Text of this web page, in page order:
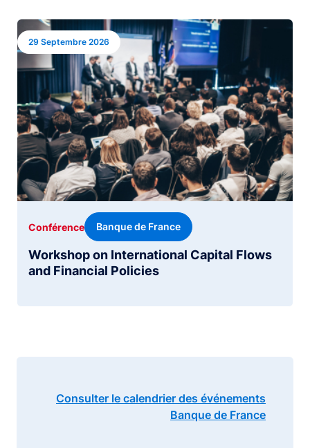
Image
29 Septembre 2026
Workshop on International Capital Flows
and Financial Policies
Conférence Banque de France
Consulter le calendrier des événements
Banque de France